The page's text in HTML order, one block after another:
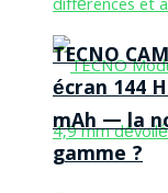
TECNO
écran 144
mAh — la
gamme ?